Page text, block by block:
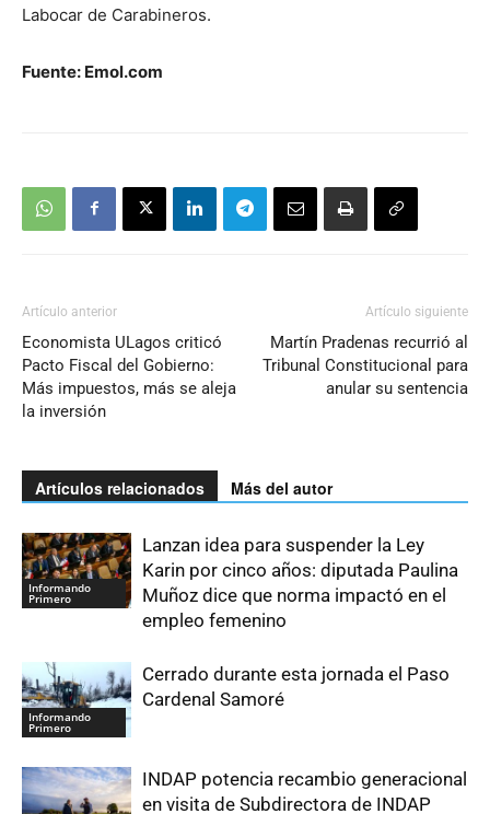
Labocar de Carabineros.
Fuente: Emol.com
Artículo anterior
Economista ULagos criticó
Pacto Fiscal del Gobierno:
Más impuestos, más se aleja
la inversión
Artículo siguiente
Martín Pradenas recurrió al
Tribunal Constitucional para
anular su sentencia
Artículos relacionados Más del autor
Informando
Primero
Lanzan idea para suspender la Ley
Karin por cinco años: diputada Paulina
Muñoz dice que norma impactó en el
empleo femenino
Informando
Primero
Cerrado durante esta jornada el Paso
Cardenal Samoré
INDAP potencia recambio generacional
en visita de Subdirectora de INDAP